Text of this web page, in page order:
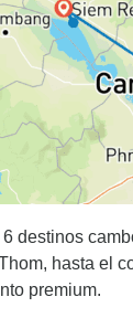
destinos
hasta el
premium.